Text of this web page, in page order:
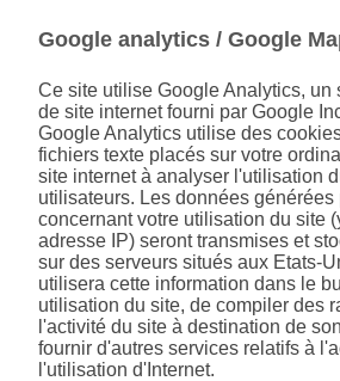
Google analytics / Google
Ce site utilise Google Analytics, un
de site internet fourni par Google
Google Analytics utilise des
fichiers texte placés sur votre
site internet à analyser l'utilisation
utilisateurs. Les données
concernant votre utilisation du site
adresse IP) seront transmises et
sur des serveurs situés aux Etats-
utilisera cette information dans le
utilisation du site, de compiler des
l'activité du site à destination de
fournir d'autres services relatifs à
l'utilisation d'Internet.